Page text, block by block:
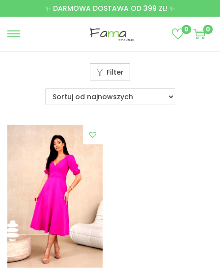
✨ DARMOWA DOSTAWA OD 399 ZŁ! ✨
0 0
Filter